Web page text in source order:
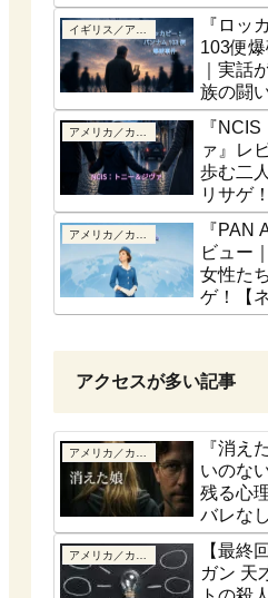
控えめ
『ロッ
103便
｜実話
族の闘
話ベー
『
ァ』レ
歩む二
リサゲ
め】
『PAN
ビュー
女性た
ゲ！【
アクセスが多い記事
『消え
いのな
残る心
バレなし
【最終
ガン 天